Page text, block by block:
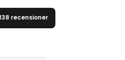
recensioner